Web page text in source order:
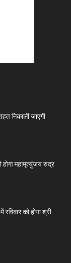
निकाली जाएगी
होगा महामृत्युंजय रुद्र
रविवार को होगा श्री